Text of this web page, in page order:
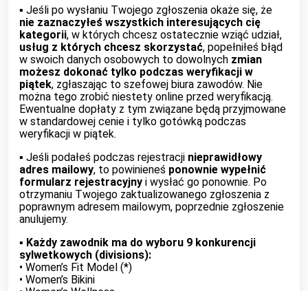
▪︎ Jeśli po wysłaniu Twojego zgłoszenia okaże się, że
nie zaznaczyłeś wszystkich interesujących cię
kategorii, w których chcesz ostatecznie wziąć udział,
usług z których chcesz skorzystać, popełniłeś błąd
w swoich danych osobowych to dowolnych zmian
możesz dokonać tylko podczas weryfikacji w
piątek, zgłaszając to szefowej biura zawodów. Nie
można tego zrobić niestety online przed weryfikacją.
Ewentualne dopłaty z tym związane będą przyjmowane
w standardowej cenie i tylko gotówką podczas
weryfikacji w piątek.
▪︎ Jeśli podałeś podczas rejestracji nieprawidłowy
adres mailowy, to powinieneś ponownie wypełnić
formularz rejestracyjny i wysłać go ponownie. Po
otrzymaniu Twojego zaktualizowanego zgłoszenia z
poprawnym adresem mailowym, poprzednie zgłoszenie
anulujemy.
▪︎ Każdy zawodnik ma do wyboru 9 konkurencji
sylwetkowych (divisions):
• Women’s Fit Model (*)
• Women’s Bikini